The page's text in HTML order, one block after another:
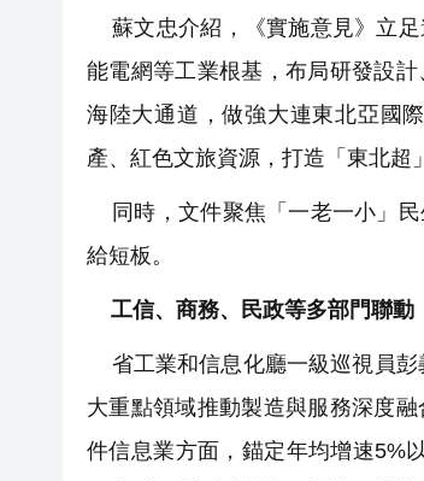
蘇文忠介紹，《實施意見》立足
能電網等工業根基，布局研發設
海陸大通道，做強大連東北亞國
產、紅色文旅資源，打造「東北超
同時，文件聚焦「一老一小」民
給短板。
工信、商務、民政等多部門聯動
省工業和信息化廳一級巡視員彭
大重點領域推動製造與服務深度
件信息業方面，錨定年均增速5%